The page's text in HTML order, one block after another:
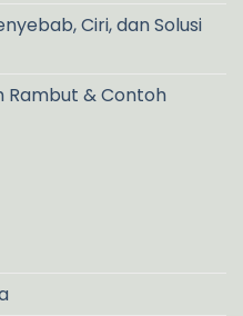
Ciri, dan Solusi
Rambut & Contoh